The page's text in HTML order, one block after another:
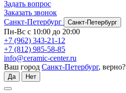
Задать вопрос
Заказать звонок
Санкт-Петербург
Санкт-Петербург
Пн-Вс с 10:00 до 20:00
+7 (962) 343-21-12
+7 (812) 985-58-85
info@ceramic-center.ru
Ваш город Санкт-Петербург, верно?
Да Нет